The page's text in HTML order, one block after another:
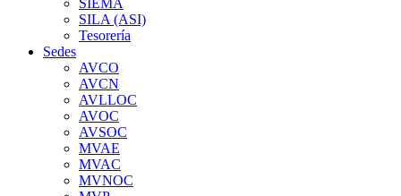
SIEMA
SILA (ASI)
Tesorería
Sedes
AVCO
AVCN
AVLLOC
AVOC
AVSOC
MVAE
MVAC
MVNOC